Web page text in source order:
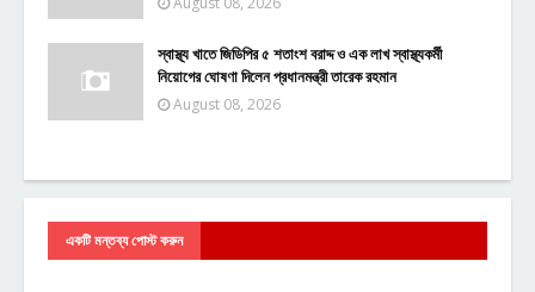
স্বাস্থ্য খাতে জিডিপির ৫ শতাংশ বরাদ্দ ও এক লাখ স্বাস্থ্যকর্মী
নিয়োগের ঘোষণা দিলেন প্রধানমন্ত্রী তারেক রহমান
August 08, 2026
একটি মন্তব্য পোস্ট করুন